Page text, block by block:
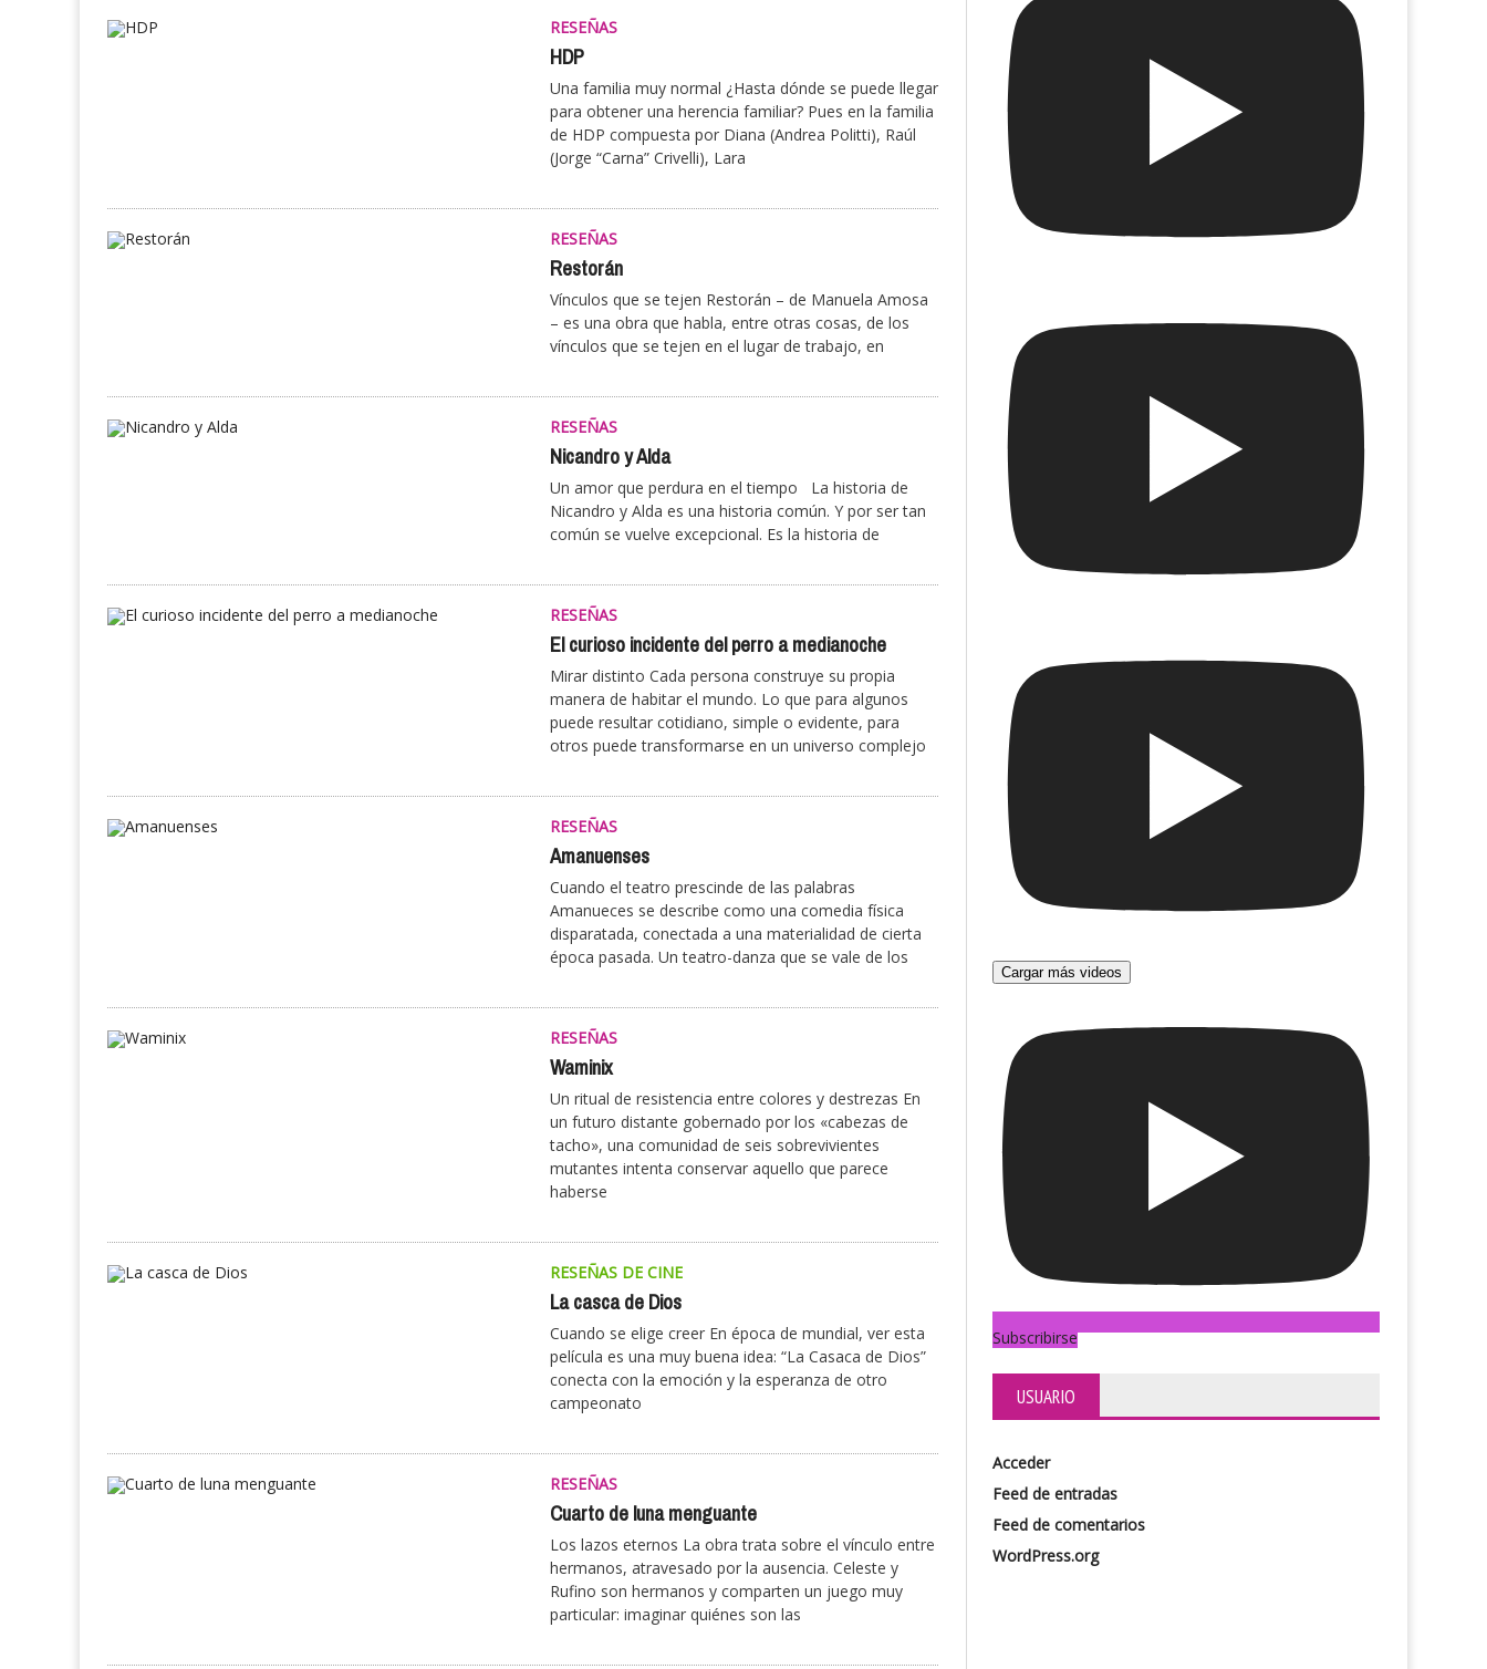
RESEÑAS
HDP
Una familia muy normal ¿Hasta dónde se puede llegar
para obtener una herencia familiar? Pues en la familia
de HDP compuesta por Diana (Andrea Politti), Raúl
(Jorge “Carna” Crivelli), Lara
RESEÑAS
Restorán
Vínculos que se tejen Restorán – de Manuela Amosa
– es una obra que habla, entre otras cosas, de los
vínculos que se tejen en el lugar de trabajo, en
RESEÑAS
Nicandro y Alda
Un amor que perdura en el tiempo La historia de
Nicandro y Alda es una historia común. Y por ser tan
común se vuelve excepcional. Es la historia de
RESEÑAS
El curioso incidente del perro a medianoche
Mirar distinto Cada persona construye su propia
manera de habitar el mundo. Lo que para algunos
puede resultar cotidiano, simple o evidente, para
otros puede transformarse en un universo complejo
RESEÑAS
Amanuenses
Cuando el teatro prescinde de las palabras
Amanueces se describe como una comedia física
disparatada, conectada a una materialidad de cierta
época pasada. Un teatro-danza que se vale de los
RESEÑAS
Waminix
Un ritual de resistencia entre colores y destrezas En
un futuro distante gobernado por los «cabezas de
tacho», una comunidad de seis sobrevivientes
mutantes intenta conservar aquello que parece
haberse
RESEÑAS DE CINE
La casca de Dios
Cuando se elige creer En época de mundial, ver esta
película es una muy buena idea: “La Casaca de Dios”
conecta con la emoción y la esperanza de otro
campeonato
RESEÑAS
Cuarto de luna menguante
Los lazos eternos La obra trata sobre el vínculo entre
hermanos, atravesado por la ausencia. Celeste y
Rufino son hermanos y comparten un juego muy
particular: imaginar quiénes son las
Cargar más videos
Subscribirse
USUARIO
Acceder
Feed de entradas
Feed de comentarios
WordPress.org